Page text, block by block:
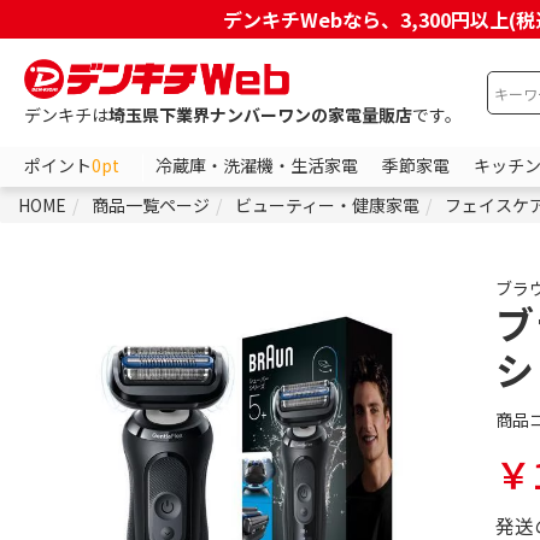
デンキチWebなら、3,300円以上(
デンキチは埼玉県下業界ナンバーワンの家電量販店です。
ポイント0pt 冷蔵庫・洗濯機・生活家電 季節家電
キッチ
HOME
商品一覧ページ ビューティー・健康家電 フェイスケ
ブラ
商品
発送